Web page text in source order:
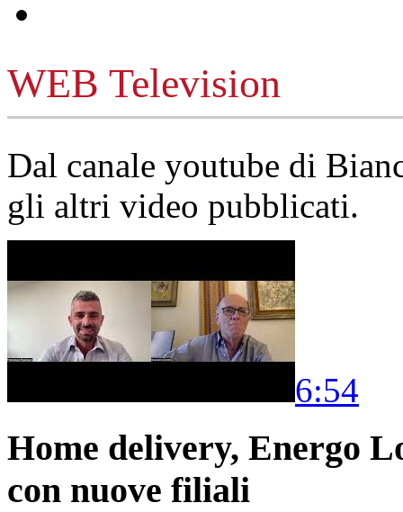
WEB Television
Dal canale youtube di
gli altri video pubblicati.
6:54
Home delivery, Energo
con nuove filiali